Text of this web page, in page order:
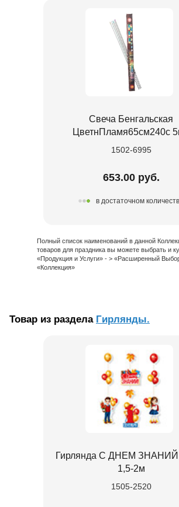
Свеча Бенгальская
ЦветнПламя65см240с
1502-6995
653.00 руб.
в достаточном
Полный список наименований в данной
товаров для праздника вы можете выбрать и
«Продукция и Услуги» - > «Расширенный
«Коллекция»
Товар из раздела Гирлянды.
Гирлянда С ДНЕМ
1,5-2м
1505-2520